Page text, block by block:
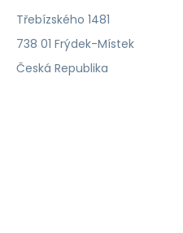
Třebízského 1481
738 01 Frýdek-Místek
Česká Republika